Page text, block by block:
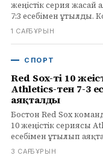
жеңістік серия жасай
7:3 есебімен ұтылды.
көрсеткіштері мен
1 САҒ БҰРЫН
СПОРТ
Red Sox-тің 10
Athletics-тен 7-3
аяқталды
Бостон Red Sox
10 жеңістік сериясы
есебімен ұтылып
егжей-тегжейі мен
3 САҒ БҰРЫН